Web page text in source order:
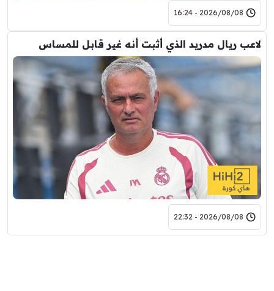
2026/08/08 - 16:24
لاعب ريال مدريد الذي أثبت أنه غير قابل للمساس
2026/08/08 - 22:32